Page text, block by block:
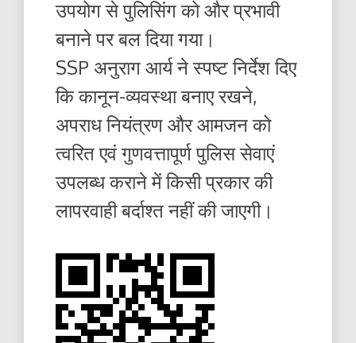
उपयोग से पुलिसिंग को और प्रभावी
बनाने पर बल दिया गया।
SSP अनुराग आर्य ने स्पष्ट निर्देश दिए
कि कानून-व्यवस्था बनाए रखने,
अपराध नियंत्रण और आमजन को
त्वरित एवं गुणवत्तापूर्ण पुलिस सेवाएं
उपलब्ध कराने में किसी प्रकार की
लापरवाही बर्दाश्त नहीं की जाएगी।